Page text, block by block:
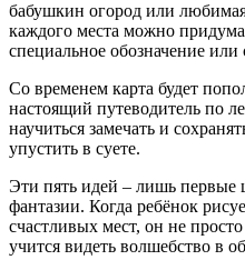
бабушкин огород или
каждого места можно
специальное обозначение или
Со временем карта будет
настоящий путеводитель по
научиться замечать и
упустить в суете.
Эти пять идей – лишь первые
фантазии. Когда ребёнок
счастливых мест, он не
учится видеть волшебство в